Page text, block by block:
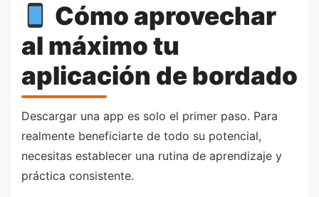
Cómo aprovechar
al máximo tu
aplicación de bordado
Descargar una app es solo el primer paso. Para
realmente beneficiarte de todo su potencial,
necesitas establecer una rutina de aprendizaje y
práctica consistente.